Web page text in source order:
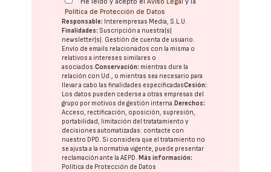
Política de Protección de Datos
Responsable: Interempresas Media, S.L.U.
Finalidades: Suscripción a nuestra(s)
newsletter(s). Gestión de cuenta de usuario.
Envío de emails relacionados con la misma o
relativos a intereses similares o
asociados.Conservación: mientras dure la
relación con Ud., o mientras sea necesario para
llevar a cabo las finalidades especificadasCesión:
Los datos pueden cederse a otras empresas del
grupo por motivos de gestión interna. Derechos:
Acceso, rectificación, oposición, supresión,
portabilidad, limitación del tratatamiento y
decisiones automatizadas: contacte con
nuestro DPD. Si considera que el tratamiento no
se ajusta a la normativa vigente, puede presentar
reclamación ante laAEPD. Más información:
Política de Protección de Datos